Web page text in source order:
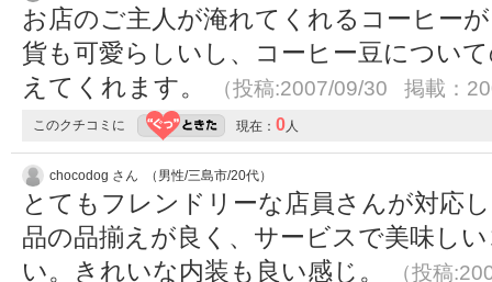
お店のご主人が淹れてくれるコーヒー
貨も可愛らしいし、コーヒー豆につい
えてくれます。
（投稿:2007/09/30 掲載：
このクチコミに 現在： 0人
chocodog さん （男性/三島市/20代）
とてもフレンドリーな店員さんが対応
品の品揃えが良く、サービスで美味し
い。きれいな内装も良い感じ。
（投稿